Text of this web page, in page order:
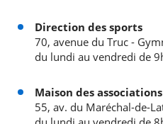
Direction des sports
70, avenue du Truc -
du lundi au vendredi de
Maison des associations
55, av. du Maréchal-de-